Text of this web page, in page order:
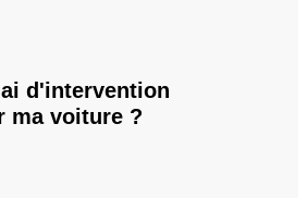
d'intervention
ma voiture ?